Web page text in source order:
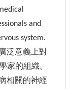
and
system.
泛意義上對
家的組織。
相關的神經